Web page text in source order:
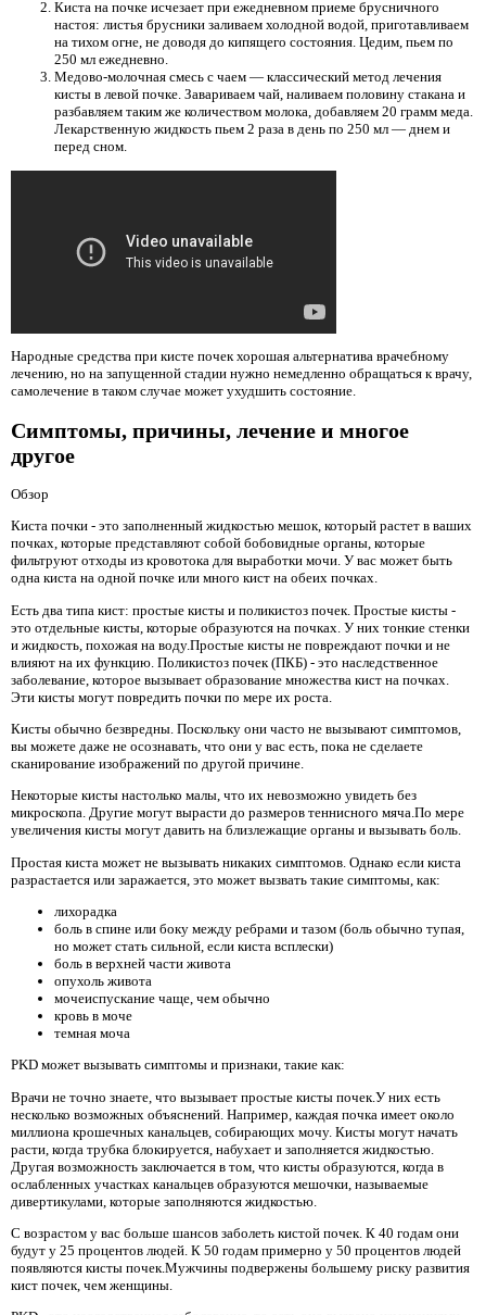
Киста на почке исчезает при ежедневном приеме брусничного
настоя: листья брусники заливаем холодной водой, приготавливаем
на тихом огне, не доводя до кипящего состояния. Цедим, пьем по
250 мл ежедневно.
Медово-молочная смесь с чаем — классический метод лечения
кисты в левой почке. Завариваем чай, наливаем половину стакана и
разбавляем таким же количеством молока, добавляем 20 грамм меда.
Лекарственную жидкость пьем 2 раза в день по 250 мл — днем и
перед сном.
Народные средства при кисте почек хорошая альтернатива врачебному
лечению, но на запущенной стадии нужно немедленно обращаться к врачу,
самолечение в таком случае может ухудшить состояние.
Симптомы, причины, лечение и многое
другое
Обзор
Киста почки - это заполненный жидкостью мешок, который растет в ваших
почках, которые представляют собой бобовидные органы, которые
фильтруют отходы из кровотока для выработки мочи. У вас может быть
одна киста на одной почке или много кист на обеих почках.
Есть два типа кист: простые кисты и поликистоз почек. Простые кисты -
это отдельные кисты, которые образуются на почках. У них тонкие стенки
и жидкость, похожая на воду.Простые кисты не повреждают почки и не
влияют на их функцию. Поликистоз почек (ПКБ) - это наследственное
заболевание, которое вызывает образование множества кист на почках.
Эти кисты могут повредить почки по мере их роста.
Кисты обычно безвредны. Поскольку они часто не вызывают симптомов,
вы можете даже не осознавать, что они у вас есть, пока не сделаете
сканирование изображений по другой причине.
Некоторые кисты настолько малы, что их невозможно увидеть без
микроскопа. Другие могут вырасти до размеров теннисного мяча.По мере
увеличения кисты могут давить на близлежащие органы и вызывать боль.
Простая киста может не вызывать никаких симптомов. Однако если киста
разрастается или заражается, это может вызвать такие симптомы, как:
лихорадка
боль в спине или боку между ребрами и тазом (боль обычно тупая,
но может стать сильной, если киста всплески)
боль в верхней части живота
опухоль живота
мочеиспускание чаще, чем обычно
кровь в моче
темная моча
PKD может вызывать симптомы и признаки, такие как:
Врачи не точно знаете, что вызывает простые кисты почек.У них есть
несколько возможных объяснений. Например, каждая почка имеет около
миллиона крошечных канальцев, собирающих мочу. Кисты могут начать
расти, когда трубка блокируется, набухает и заполняется жидкостью.
Другая возможность заключается в том, что кисты образуются, когда в
ослабленных участках канальцев образуются мешочки, называемые
дивертикулами, которые заполняются жидкостью.
С возрастом у вас больше шансов заболеть кистой почек. К 40 годам они
будут у 25 процентов людей. К 50 годам примерно у 50 процентов людей
появляются кисты почек.Мужчины подвержены большему риску развития
кист почек, чем женщины.